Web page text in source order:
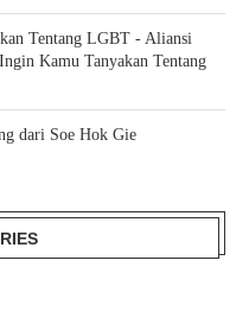
Tentang LGBT - Aliansi
Kamu Tanyakan Tentang
dari Soe Hok Gie